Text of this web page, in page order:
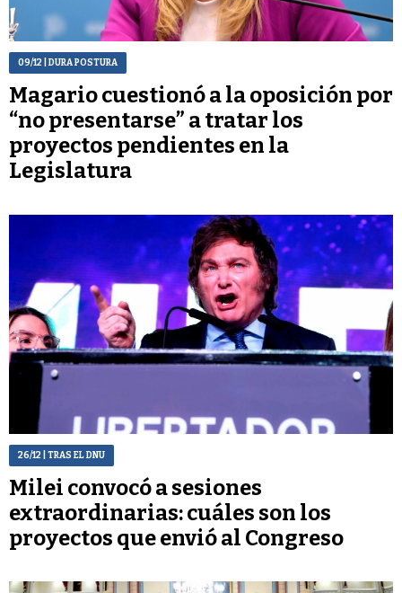
09/12 | DURA POSTURA
Magario cuestionó a la oposición por
“no presentarse” a tratar los
proyectos pendientes en la
Legislatura
26/12 | TRAS EL DNU
Milei convocó a sesiones
extraordinarias: cuáles son los
proyectos que envió al Congreso